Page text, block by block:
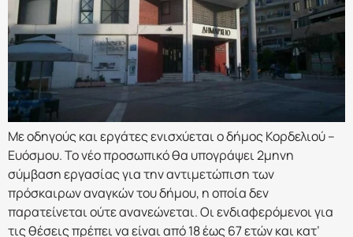
Με οδηγούς και εργάτες ενισχύεται ο δήμος Κορδελιού –
Ευόσμου. Το νέο προσωπικό θα υπογράψει 2μηνη
σύμβαση εργασίας για την αντιμετώπιση των
πρόσκαιρων αναγκών του δήμου, η οποία δεν
παρατείνεται ούτε ανανεώνεται. Οι ενδιαφερόμενοι για
τις θέσεις πρέπει να είναι από 18 έως 67 ετών και κατ’